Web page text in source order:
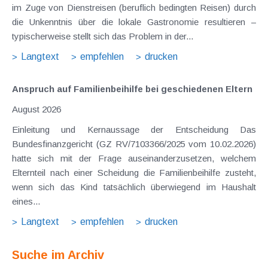
im Zuge von Dienstreisen (beruflich bedingten Reisen) durch
die Unkenntnis über die lokale Gastronomie resultieren –
typischerweise stellt sich das Problem in der...
Langtext
empfehlen drucken
Anspruch auf Familienbeihilfe bei geschiedenen Eltern
August 2026
Einleitung und Kernaussage der Entscheidung Das
Bundesfinanzgericht (GZ RV/7103366/2025 vom 10.02.2026)
hatte sich mit der Frage auseinanderzusetzen, welchem
Elternteil nach einer Scheidung die Familienbeihilfe zusteht,
wenn sich das Kind tatsächlich überwiegend im Haushalt
eines...
Langtext
empfehlen drucken
Suche im Archiv